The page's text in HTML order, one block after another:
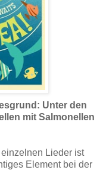
Unter den
mit Salmonellen
Lieder ist
Element bei der